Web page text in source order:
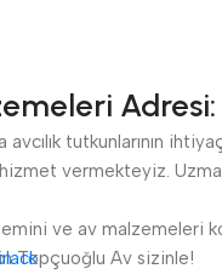
avcılık tutkunlarının
vermekteyiz.
ve av malzemeleri
Topçuoğlu Av sizinle!